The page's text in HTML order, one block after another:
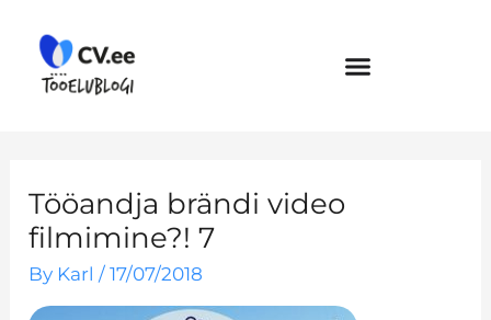
content
Tööandja brändi video
filmimine?! 7
By Karl/17/07/2018